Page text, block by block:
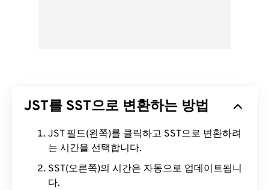
JST를 SST으로 변환하는 방법
JST 필드(왼쪽)를 클릭하고 SST으로 변환하려
는 시간을 선택합니다.
SST(오른쪽)의 시간은 자동으로 업데이트됩니
다.